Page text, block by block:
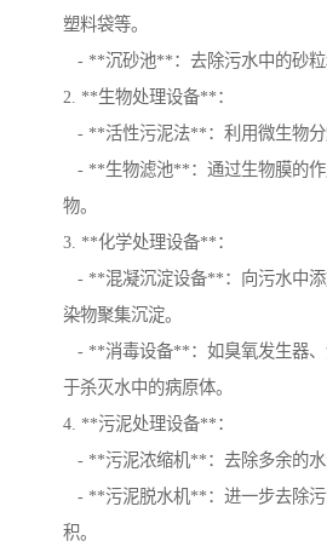
塑料袋等。
- **沉砂池**：去除污水中的砂粒
2. **生物处理设备**：
- **活性污泥法**：利用微生物分
- **生物滤池**：通过生物膜的
物。
3. **化学处理设备**：
- **混凝沉淀设备**：向污水中
染物聚集沉淀。
- **消毒设备**：如臭氧发生器、
于杀灭水中的病原体。
4. **污泥处理设备**：
- **污泥浓缩机**：去除多余的水
- **污泥脱水机**：进一步去除
积。